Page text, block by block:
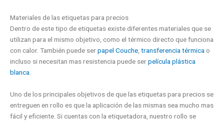
Materiales de las etiquetas para precios
Dentro de este tipo de etiquetas existe diferentes materiales que se
utilizan para el mismo objetivo, como el térmico directo que funciona
con calor. También puede serpapel Couche transferencia térmica o
incluso si necesitan mas resistencia puede serpelícula plástica
blanca
Uno de los principales objetivos de que las etiquetas para precios se
entreguen en rollo es que la aplicación de las mismas sea mucho mas
fácil y eficiente. Si cuentas con la etiquetadora, nuestro rollo se